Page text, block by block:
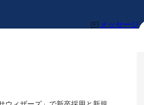
メッセージ